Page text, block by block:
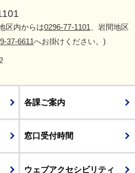
区内からは0296-77-1101 、岩間地区
37-6611へお掛けください。)
各課ご案内
窓口受付時間
ウェブアクセシビリティ